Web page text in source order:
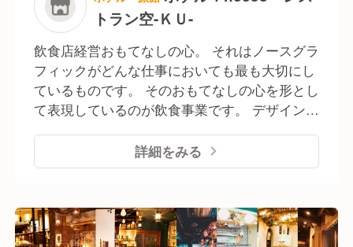
未経験からでも果敢に挑戦することができる環境で
トラン空-ＫＵ-
飲食店経営おもてなしの心。 それはノースグラ
フィックがどんな仕事においても最も大切にし
ているものです。 そのおもてなしの心を形とし
て表現しているのが飲食事業です。 デザイン会
とらわれない多彩なメニュー展開で、多くのお
客様からご支持を頂いております。 ここでしか
ここでしか感じられない空間、 ここでしか会え
ない人、ここでしか感じられない非日常。 料理
詳細をみる